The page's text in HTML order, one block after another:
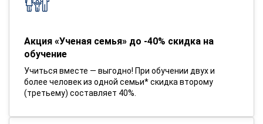
Акция «Ученая семья» до -40% скидка на
обучение
Учиться вместе — выгодно! При обучении двух и
более человек из одной семьи* скидка второму
(третьему) составляет 40%.